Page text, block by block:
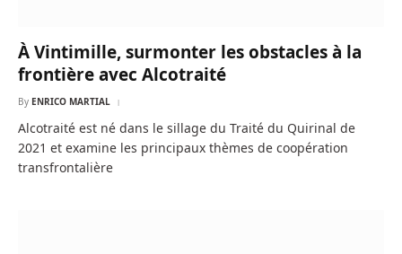
À Vintimille, surmonter les obstacles à la
frontière avec Alcotraité
By ENRICO MARTIAL
Alcotraité est né dans le sillage du Traité du Quirinal de
2021 et examine les principaux thèmes de coopération
transfrontalière